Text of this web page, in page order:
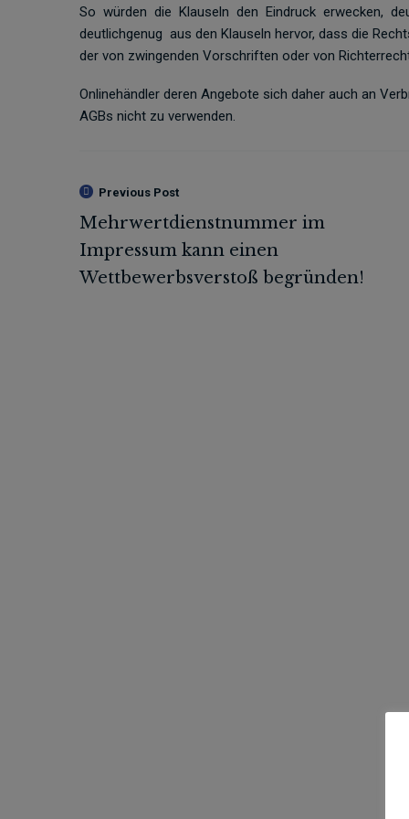
So würden die Klauseln den Eindruck erwecken,
deutlichgenug aus den Klauseln hervor, dass die
der von zwingenden Vorschriften oder von
Onlinehändler deren Angebote sich daher auch an
AGBs nicht zu verwenden.
Previous Post